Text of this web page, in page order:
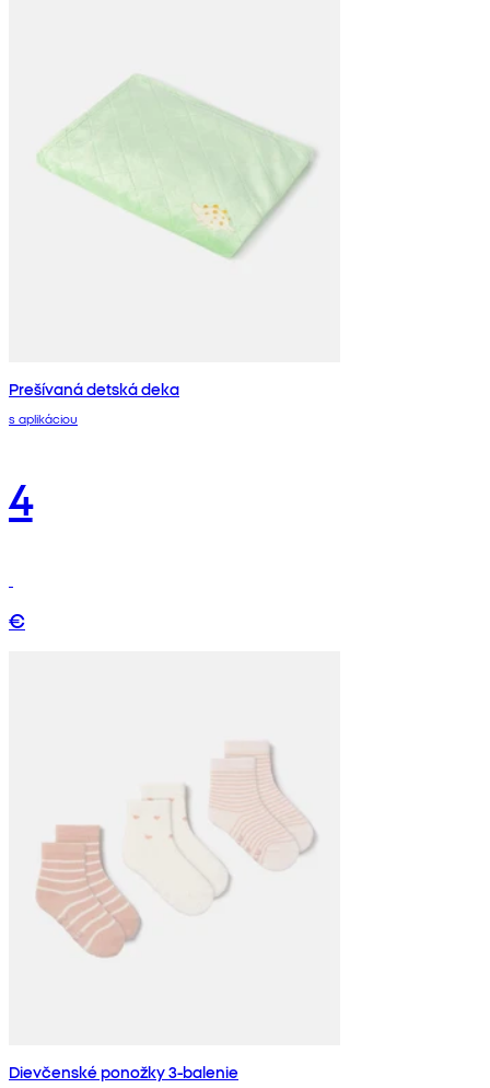
Prešívaná detská deka
s aplikáciou
4
€
Dievčenské ponožky 3-balenie